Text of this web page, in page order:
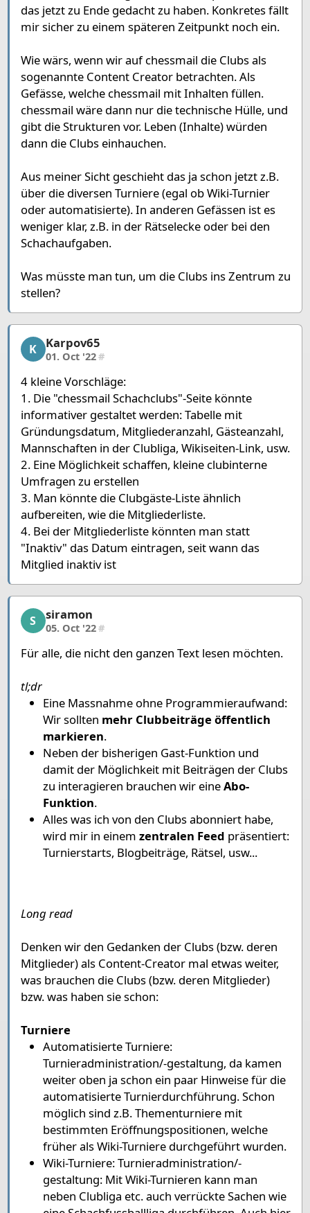
das jetzt zu Ende gedacht zu haben. Konkretes fällt
mir sicher zu einem späteren Zeitpunkt noch ein.
Wie wärs, wenn wir auf chessmail die Clubs als
sogenannte Content Creator betrachten. Als
Gefässe, welche chessmail mit Inhalten füllen.
chessmail wäre dann nur die technische Hülle, und
gibt die Strukturen vor. Leben (Inhalte) würden
dann die Clubs einhauchen.
Aus meiner Sicht geschieht das ja schon jetzt z.B.
über die diversen Turniere (egal ob Wiki-Turnier
oder automatisierte). In anderen Gefässen ist es
weniger klar, z.B. in der Rätselecke oder bei den
Schachaufgaben.
Was müsste man tun, um die Clubs ins Zentrum zu
stellen?
Karpov65, 11/12, 01. Oct '22
K Karpov65
01. Oct '22#
4 kleine Vorschläge:
1. Die "chessmail Schachclubs"-Seite könnte
informativer gestaltet werden: Tabelle mit
Gründungsdatum, Mitgliederanzahl, Gästeanzahl,
Mannschaften in der Clubliga, Wikiseiten-Link, usw.
2. Eine Möglichkeit schaffen, kleine clubinterne
Umfragen zu erstellen
3. Man könnte die Clubgäste-Liste ähnlich
aufbereiten, wie die Mitgliederliste.
4. Bei der Mitgliederliste könnten man statt
"Inaktiv" das Datum eintragen, seit wann das
Mitglied inaktiv ist
siramon, 12/12, 05. Oct '22
S siramon
05. Oct '22#
Für alle, die nicht den ganzen Text lesen möchten.
tl;dr
Eine Massnahme ohne Programmieraufwand:
Wir sollten mehr Clubbeiträge öffentlich
markieren.
Neben der bisherigen Gast-Funktion und
damit der Möglichkeit mit Beiträgen der Clubs
zu interagieren brauchen wir eineAbo-
Funktion.
Alles was ich von den Clubs abonniert habe,
wird mir in einem zentralen Feed präsentiert:
Turnierstarts, Blogbeiträge, Rätsel, usw...
Long read
Denken wir den Gedanken der Clubs (bzw. deren
Mitglieder) als Content-Creator mal etwas weiter,
was brauchen die Clubs (bzw. deren Mitglieder)
bzw. was haben sie schon:
Turniere
Automatisierte Turniere:
Turnieradministration/-gestaltung, da kamen
weiter oben ja schon ein paar Hinweise für die
automatisierte Turnierdurchführung. Schon
möglich sind z.B. Thementurniere mit
bestimmten Eröffnungspositionen, welche
früher als Wiki-Turniere durchgeführt wurden.
Wiki-Turniere: Turnieradministration/-
gestaltung: Mit Wiki-Turnieren kann man
neben Clubliga etc. auch verrückte Sachen wie